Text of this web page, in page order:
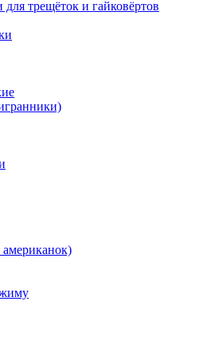
трещёток и гайковёртов